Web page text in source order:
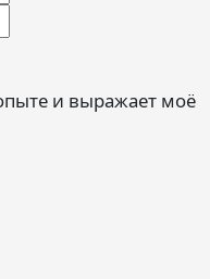
и выражает моё